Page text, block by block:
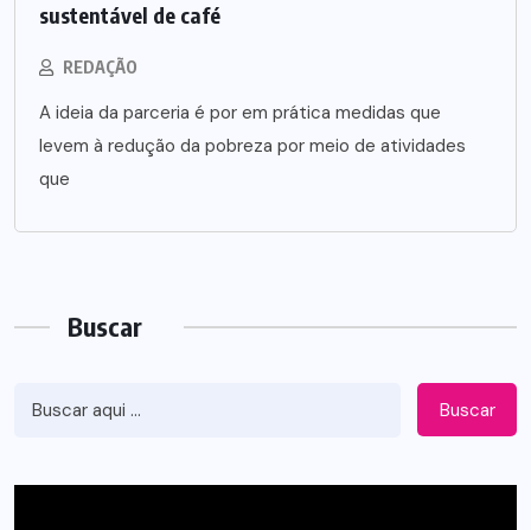
sustentável de café
REDAÇÃO
A ideia da parceria é por em prática medidas que
levem à redução da pobreza por meio de atividades
que
Buscar
Buscar